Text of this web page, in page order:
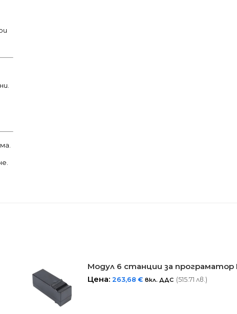
Модул 6 станции за програматор
Цена: 263,68 € вкл. ДДС (515.71 лв.)